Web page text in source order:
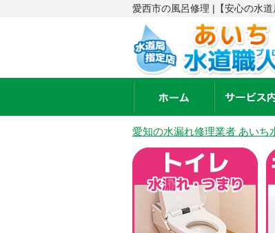
愛西市の風呂修理 |【安心の水
愛知の水漏れ修理業者 あいち